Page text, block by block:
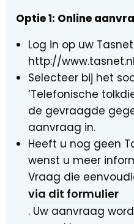
Optie 1: Online
Log in op uw
http://
Selecteer bij het
‘Telefonische
de gevraagde
aanvraag in.
Heeft u nog geen
wenst u meer
Vraag die
via dit formulier
. Uw aanvraag